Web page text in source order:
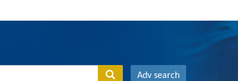
Adv search